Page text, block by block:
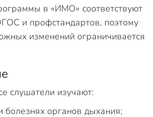
в «ИМО» соответствуют
и профстандартов, поэтому
изменений ограничивается
слушатели изучают:
болезнях органов дыхания;